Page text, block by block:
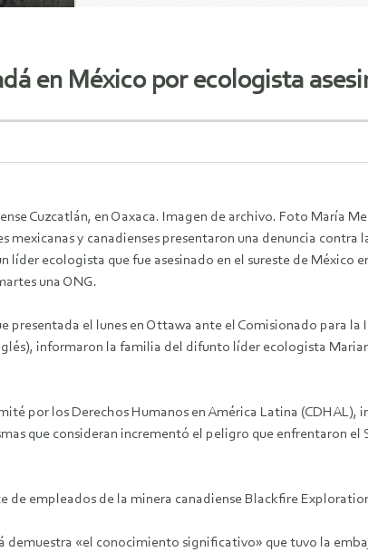
en México por ecologista
Cuzcatlán, en Oaxaca. Imagen de archivo. Foto María
mexicanas y canadienses presentaron una denuncia
líder ecologista que fue asesinado en el sureste de
una ONG.
presentada el lunes en Ottawa ante el Comisionado para
informaron la familia del difunto líder ecologista
por los Derechos Humanos en América Latina
que consideran incrementó el peligro que enfrentaron
de empleados de la minera canadiense Blackfire
«el conocimiento significativo» que tuvo la